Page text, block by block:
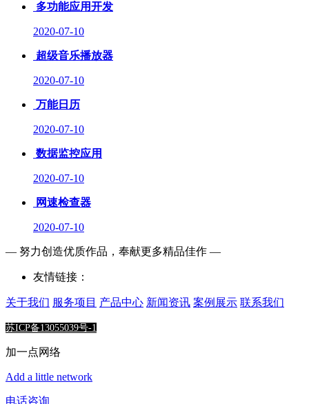
多功能应用开发
2020-07-10
超级音乐播放器
2020-07-10
万能日历
2020-07-10
数据监控应用
2020-07-10
网速检查器
2020-07-10
— 努力创造优质作品，奉献更多精品佳作 —
友情链接：
关于我们 服务项目 产品中心 新闻资讯 案例展示 联系我们
苏ICP备13055039号-1
加一点网络
Add a little network
电话咨询